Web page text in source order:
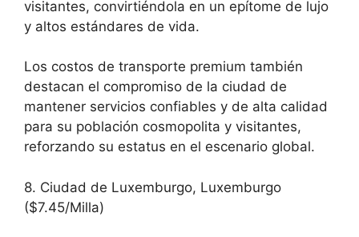
visitantes, convirtiéndola en un epítome de lujo
y altos estándares de vida.
Los costos de transporte premium también
destacan el compromiso de la ciudad de
mantener servicios confiables y de alta calidad
para su población cosmopolita y visitantes,
reforzando su estatus en el escenario global.
8. Ciudad de Luxemburgo, Luxemburgo
($7.45/Milla)